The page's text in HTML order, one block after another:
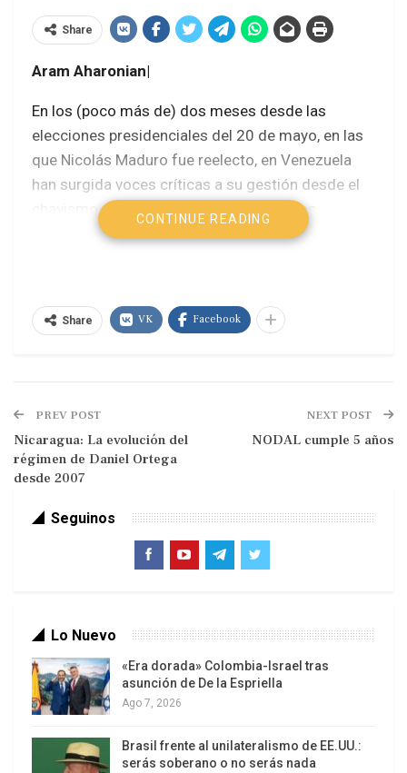
Share
Aram Aharonian|
En los (poco más de) dos meses desde las
elecciones presidenciales del 20 de mayo, en las
que Nicolás Maduro fue reelecto, en Venezuela
han surgida voces críticas a su gestión desde el
chavismo y múltiples protestas populares,
urbanas y rurales, que han marcado la impronta
pueden dictar medidas conómicas si no se tiene
tienen un plan medianamente estructurado y
coherente, más allá de los proyectos
personales/particulares de apropiarse de la
aún, para entregárselo a las trasnacionales.
No hay proyectos, no hay plan: Gobierno y
CONTINUE READING
Share VK Facebook
PREV POST
Nicaragua: La evolución del
régimen de Daniel Ortega
desde 2007
NEXT POST
NODAL cumple 5 años
Seguinos
Lo Nuevo
«Era dorada» Colombia-Israel tras
asunción de De la Espriella
Ago 7, 2026
Brasil frente al unilateralismo de EE.UU.:
serás soberano o no serás nada